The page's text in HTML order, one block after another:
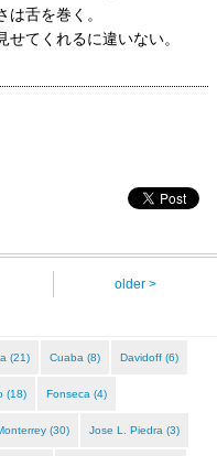
舌を巻く。
てくれるに違いない。
older >
(21) Cuaba (8) Davidoff (6)
(18) Fonseca (4)
(30) Jose L. Piedra (3)